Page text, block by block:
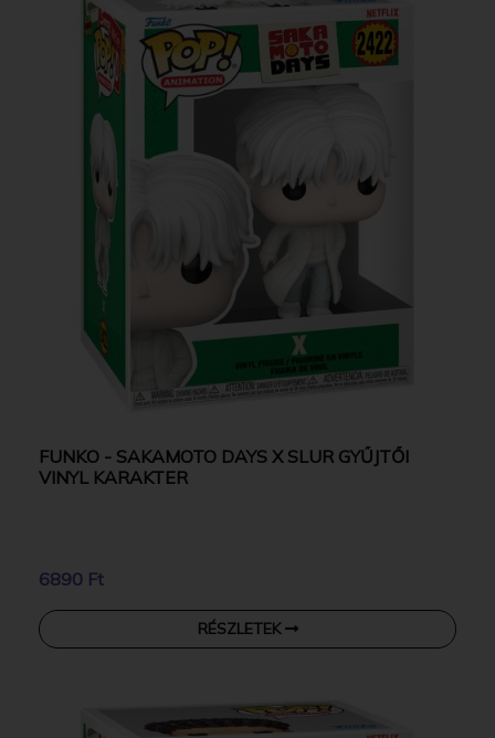
FUNKO - SAKAMOTO DAYS X SLUR GYŰJTŐI
VINYL KARAKTER
6890 Ft
RÉSZLETEK